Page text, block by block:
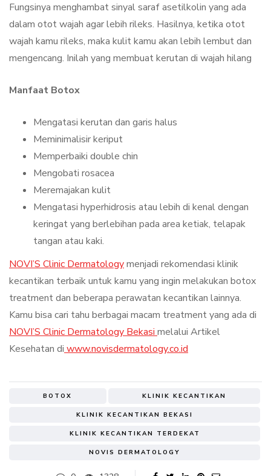
Fungsinya menghambat sinyal saraf asetilkolin yang ada
dalam otot wajah agar lebih rileks. Hasilnya, ketika otot
wajah kamu rileks, maka kulit kamu akan lebih lembut dan
mengencang. Inilah yang membuat kerutan di wajah hilang
Manfaat Botox
Mengatasi kerutan dan garis halus
Meminimalisir keriput
Memperbaiki double chin
Mengobati rosacea
Meremajakan kulit
Mengatasi hyperhidrosis atau lebih di kenal dengan
keringat yang berlebihan pada area ketiak, telapak
tangan atau kaki.
NOVI’S Clinic Dermatologymenjadi rekomendasi klinik
kecantikan terbaik untuk kamu yang ingin melakukan botox
treatment dan beberapa perawatan kecantikan lainnya.
Kamu bisa cari tahu berbagai macam treatment yang ada di
NOVI’S Clinic Dermatology Bekasi melalui Artikel
Kesehatan di www.novisdermatology.co.id
BOTOX KLINIK KECANTIKAN
KLINIK KECANTIKAN BEKASI
KLINIK KECANTIKAN TERDEKAT
NOVIS DERMATOLOGY